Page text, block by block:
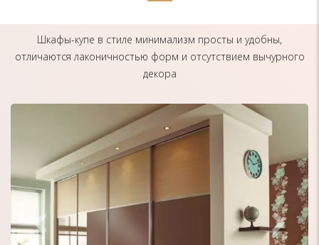
Шкафы-купе в стиле минимализм просты и удобны,
отличаются лаконичностью форм и отсутствием вычурного
декора